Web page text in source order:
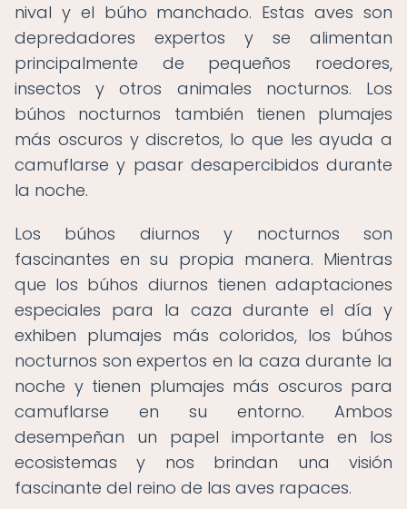
nival y el búho manchado. Estas aves son
depredadores expertos y se alimentan
principalmente de pequeños roedores,
insectos y otros animales nocturnos. Los
búhos nocturnos también tienen plumajes
más oscuros y discretos, lo que les ayuda a
camuflarse y pasar desapercibidos durante
la noche.
Los búhos diurnos y nocturnos son
fascinantes en su propia manera. Mientras
que los búhos diurnos tienen adaptaciones
especiales para la caza durante el día y
exhiben plumajes más coloridos, los búhos
nocturnos son expertos en la caza durante la
noche y tienen plumajes más oscuros para
camuflarse en su entorno. Ambos
desempeñan un papel importante en los
ecosistemas y nos brindan una visión
fascinante del reino de las aves rapaces.